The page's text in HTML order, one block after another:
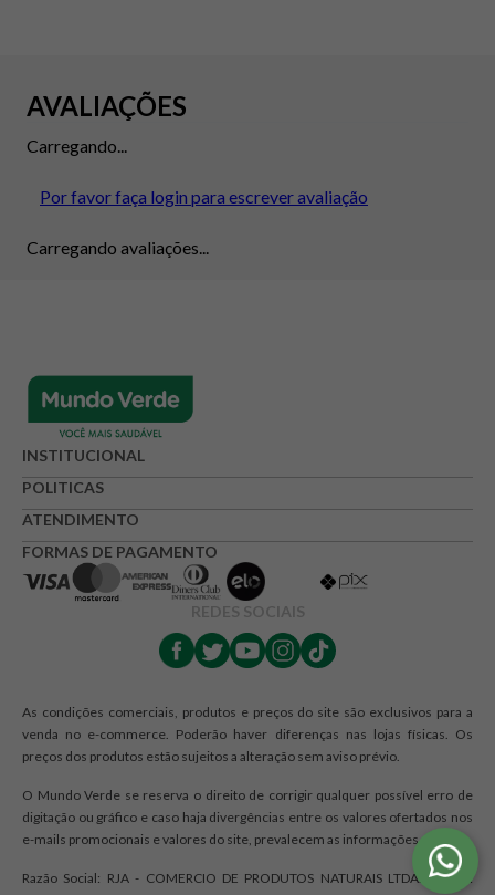
AVALIAÇÕES
Carregando...
Por favor faça login para escrever avaliação
Carregando avaliações...
INSTITUCIONAL
POLITICAS
ATENDIMENTO
FORMAS DE PAGAMENTO
REDES SOCIAIS
As condições comerciais, produtos e preços do site são exclusivos para a
venda no e-commerce. Poderão haver diferenças nas lojas físicas. Os
preços dos produtos estão sujeitos a alteração sem aviso prévio.
O Mundo Verde se reserva o direito de corrigir qualquer possível erro de
digitação ou gráfico e caso haja divergências entre os valores ofertados nos
e-mails promocionais e valores do site, prevalecem as informações do site.
Razão Social: RJA - COMERCIO DE PRODUTOS NATURAIS LTDA. | CNPJ: